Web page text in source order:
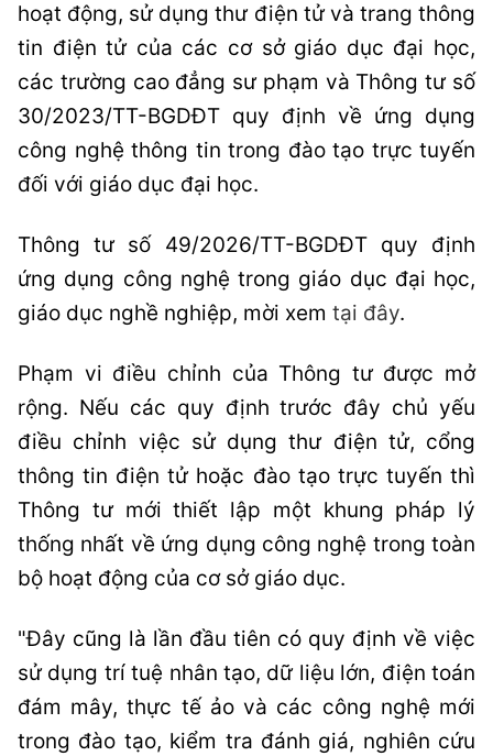
hoạt động, sử dụng thư điện tử và trang thông
tin điện tử của các cơ sở giáo dục đại học,
các trường cao đẳng sư phạm và Thông tư số
30/2023/TT-BGDĐT quy định về ứng dụng
công nghệ thông tin trong đào tạo trực tuyến
đối với giáo dục đại học.
Thông tư số 49/2026/TT-BGDĐT quy định
ứng dụng công nghệ trong giáo dục đại học,
giáo dục nghề nghiệp, mời xem tại đây.
Phạm vi điều chỉnh của Thông tư được mở
rộng. Nếu các quy định trước đây chủ yếu
điều chỉnh việc sử dụng thư điện tử, cổng
thông tin điện tử hoặc đào tạo trực tuyến thì
Thông tư mới thiết lập một khung pháp lý
thống nhất về ứng dụng công nghệ trong toàn
bộ hoạt động của cơ sở giáo dục.
"Đây cũng là lần đầu tiên có quy định về việc
sử dụng trí tuệ nhân tạo, dữ liệu lớn, điện toán
đám mây, thực tế ảo và các công nghệ mới
trong đào tạo, kiểm tra đánh giá, nghiên cứu